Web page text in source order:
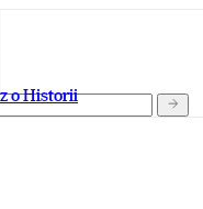
o Historii